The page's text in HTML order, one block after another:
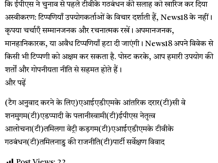
कि ईपीएस ने चुनाव से पहले टीवीके गठबंधन की सलाह को खारिज कर दिया
अस्वीकरण: टिप्पणियाँ उपयोगकर्ताओं के विचार दर्शाती हैं, News18 के नहीं।
कृपया चर्चाएँ सम्मानजनक और रचनात्मक रखें। अपमानजनक,
मानहानिकारक, या अवैध टिप्पणियाँ हटा दी जाएंगी। News18 अपने विवेक से
किसी भी टिप्पणी को अक्षम कर सकता है. पोस्ट करके, आप हमारी उपयोग की
शर्तों और गोपनीयता नीति से सहमत होते हैं।
और पढ़ें
(टैग अनुवाद करने के लिए)एआईएडीएमके आंतरिक दरार(टी)सी वे
शनमुगम(टी)एडप्पादी के पलानीस्वामी(टी)ईपीएस नेतृत्व
आलोचना(टी)तमिलगा वेट्री कड़गम(टी)एआईएडीएमके टीवीके
गठबंधन(टी)तमिलनाडु की राजनीति(टी)पार्टी सर्वेक्षण विवाद